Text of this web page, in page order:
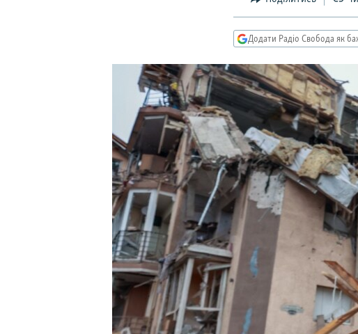
Додати Радіо Свобода як